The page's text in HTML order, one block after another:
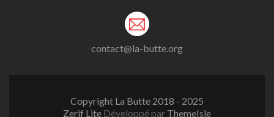
contact@la-butte.org
Copyright La Butte 2018 - 2025
Zerif Lite Développé par ThemeIsle